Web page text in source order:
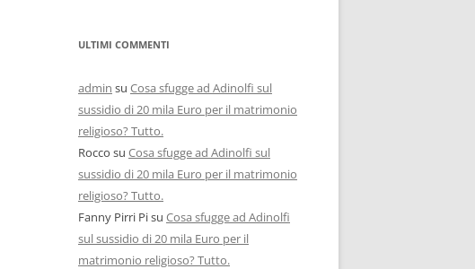
ULTIMI COMMENTI
admin su Cosa sfugge ad Adinolfi sul
sussidio di 20 mila Euro per il matrimonio
religioso? Tutto.
Rocco su Cosa sfugge ad Adinolfi sul
sussidio di 20 mila Euro per il matrimonio
religioso? Tutto.
Fanny Pirri Pisu Cosa sfugge ad Adinolfi
sul sussidio di 20 mila Euro per il
matrimonio religioso? Tutto.